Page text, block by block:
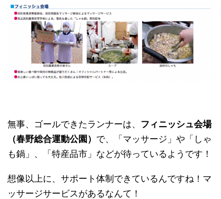
無事、ゴールできたランナーは、 フィニッシュ会場
（春野総合運動公園） で、「マッサージ」や「しゃ
も鍋」、「特産品市」などが待っているようです！
想像以上に、サポート体制できているんですね！マ
ッサージサービスがあるなんて！